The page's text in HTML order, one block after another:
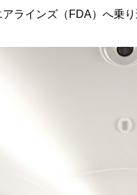
ラインズ（FDA）へ乗り